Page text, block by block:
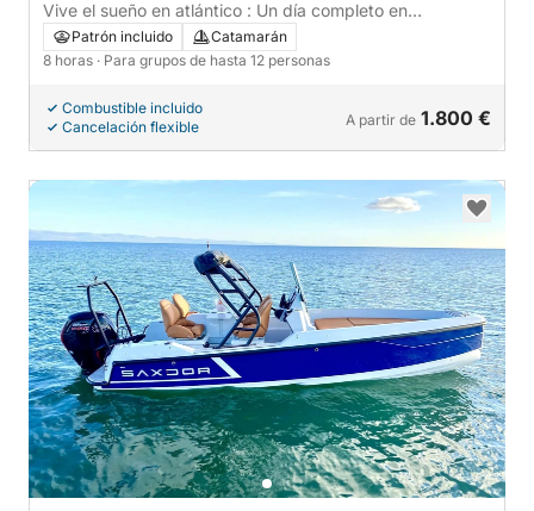
Vive el sueño en atlántico : Un día completo en
Lanzarote.
Patrón incluido
Catamarán
8 horas · Para grupos de hasta 12 personas
Combustible incluido
Cancelación flexible
A partir de 1.800 €